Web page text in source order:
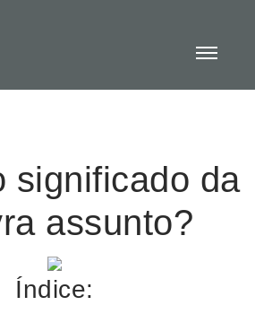
significado da
assunto?
Índice: